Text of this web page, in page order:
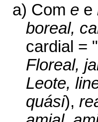
a) Com e e
boreal,
cardial =
Floreal,
Leote,
quási),